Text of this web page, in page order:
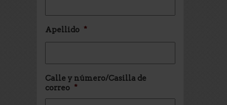
Apellido *
Calle y número/Casilla de
correo *